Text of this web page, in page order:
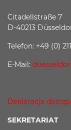
Citadellstraße 7
D-40213
Telefon: +49 (0)
E-Mail:
Deklaracja
SEKRETARIAT